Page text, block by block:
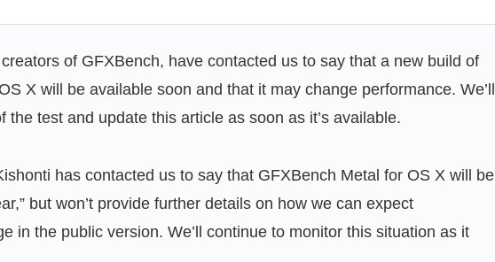
of GFXBench, have contacted us to say that a new build of
X will be available soon and that it may change performance. We’ll
the test and update this article as soon as it’s available.
has contacted us to say that GFXBench Metal for OS X will be
but won’t provide further details on how we can expect
in the public version. We’ll continue to monitor this situation as it